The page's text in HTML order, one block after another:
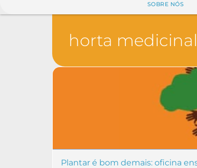
SOBRE NÓS
horta medicinal
Plantar é bom demais: oficina